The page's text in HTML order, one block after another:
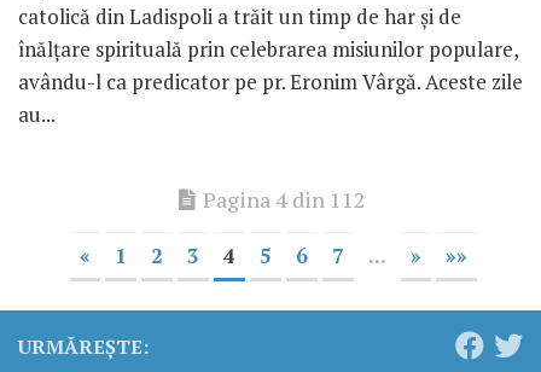
catolică din Ladispoli a trăit un timp de har și de
înălțare spirituală prin celebrarea misiunilor populare,
avându-l ca predicator pe pr. Eronim Vârgă. Aceste zile
au...
Pagina 4 din 112
« 1 2 3 4 5 6 7 ... » »»
URMĂREȘTE: